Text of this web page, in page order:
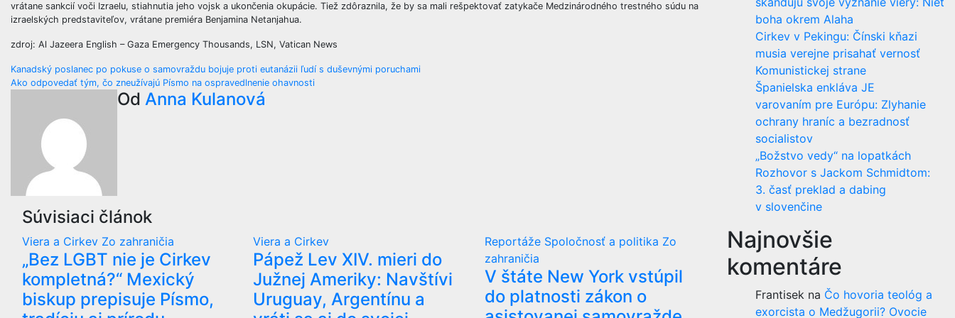
vrátane sankcií voči Izraelu, stiahnutia jeho vojsk a ukončenia okupácie. Tiež zdôraznila, že by sa mali rešpektovať zatykače Medzinárodného trestného súdu na
izraelských predstaviteľov, vrátane premiéra Benjamina Netanjahua.
zdroj: Al Jazeera English – Gaza Emergency Thousands, LSN, Vatican News
Navigácia
článku
Kanadský poslanec po pokuse o samovraždu bojuje proti eutanázii ľudí s duševnými poruchami
Ako odpovedať tým, čo zneužívajú Písmo na ospravedlnenie ohavnosti
Od Anna Kulanová
Súvisiaci článok
Viera a Cirkev Zo zahraničia
„Bez LGBT nie je Cirkev
kompletná?“ Mexický
biskup prepisuje Písmo,
Viera a Cirkev
Pápež Lev XIV. mieri do
Južnej Ameriky: Navštívi
Uruguay, Argentínu a
Reportáže Spoločnosť a politika Zo
zahraničia
V štáte New York vstúpil
do platnosti zákon o
boha okrem Alaha
Cirkev v Pekingu: Čínski kňazi
musia verejne prisahať vernosť
Komunistickej strane
Španielska enkláva JE
varovaním pre Európu: Zlyhanie
ochrany hraníc a bezradnosť
socialistov
„Božstvo vedy“ na lopatkách
Rozhovor s Jackom Schmidtom:
3. časť preklad a dabing
v slovenčine
Najnovšie
komentáre
Frantisek na Čo hovoria teológ a
exorcista o Medžugorii? Ovocie